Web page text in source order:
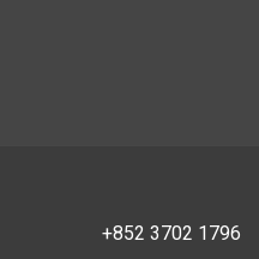
+852 3702 1796